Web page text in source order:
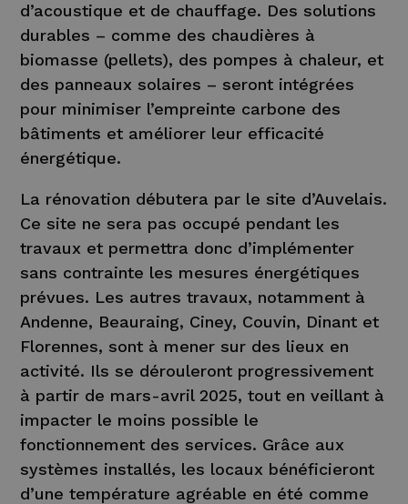
d’acoustique et de chauffage. Des solutions
durables – comme des chaudières à
biomasse (pellets), des pompes à chaleur, et
des panneaux solaires – seront intégrées
pour minimiser l’empreinte carbone des
bâtiments et améliorer leur efficacité
énergétique.
La rénovation débutera par le site d’Auvelais.
Ce site ne sera pas occupé pendant les
travaux et permettra donc d’implémenter
sans contrainte les mesures énergétiques
prévues. Les autres travaux, notamment à
Andenne, Beauraing, Ciney, Couvin, Dinant et
Florennes, sont à mener sur des lieux en
activité. Ils se dérouleront progressivement
à partir de mars-avril 2025, tout en veillant à
impacter le moins possible le
fonctionnement des services. Grâce aux
systèmes installés, les locaux bénéficieront
d’une température agréable en été comme